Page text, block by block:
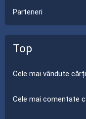
Parteneri
Top
Cele mai vândute cărți
Cele mai comentate